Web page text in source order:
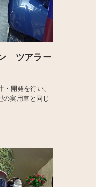
ツアラー
開発を行い、
実用車と同じ